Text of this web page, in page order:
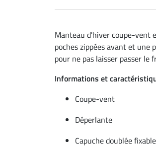
Manteau d'hiver coupe-vent
poches zippées avant et une
pour ne pas laisser passer le
Informations et
Coupe-vent
Déperlante
Capuche doublée